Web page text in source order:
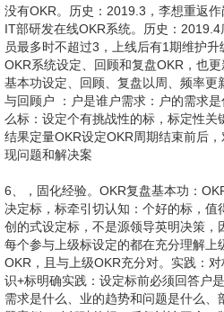
个后，才看到明显的效果从刚开始团糟
2018.7.720
4、20.10How-理想汽OKR实践总结经
是打造组织认知：绝多数时候，CEO
的产品是企业本身。这个企业向客户
践：李想亲推动了OKR在理想汽的实
Review企业OKR、每季度末复盘企业
报、报，并公开发布历史：李想推动了
变了OKR在理想汽的命运经验2：在线
知：OKR必须在线，OKR在线会改变
家可
5、以互相学习，信息效流转，数据可
没有OKR。历史：2019.3，李想重返作
IT部研发在线OKR系统。历史：